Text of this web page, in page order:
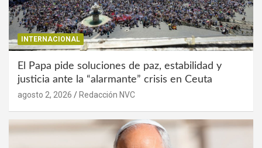
INTERNACIONAL
El Papa pide soluciones de paz, estabilidad y
justicia ante la “alarmante” crisis en Ceuta
agosto 2, 2026 Redacción NVC